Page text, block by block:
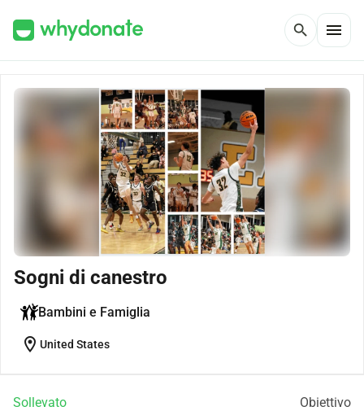
search menu
Sogni di canestro
Bambini e Famiglia
location_on United States
Sollevato Obiettivo